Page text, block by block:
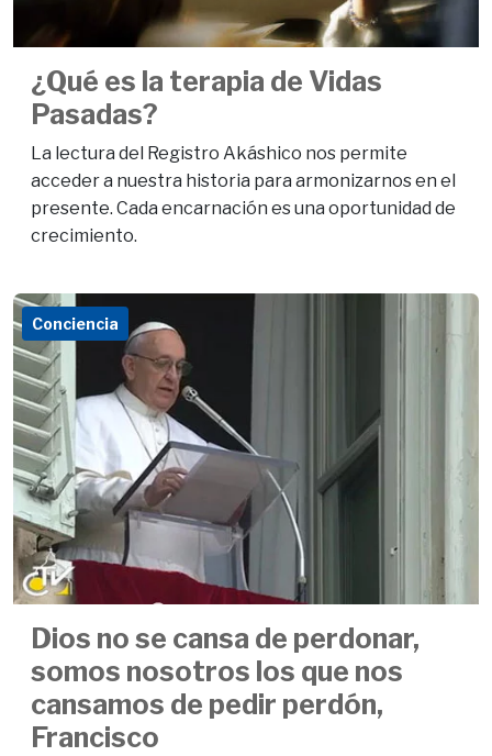
¿Qué es la terapia de Vidas
Pasadas?
La lectura del Registro Akáshico nos permite
acceder a nuestra historia para armonizarnos en el
presente. Cada encarnación es una oportunidad de
crecimiento.
Conciencia
Dios no se cansa de perdonar,
somos nosotros los que nos
cansamos de pedir perdón,
Francisco